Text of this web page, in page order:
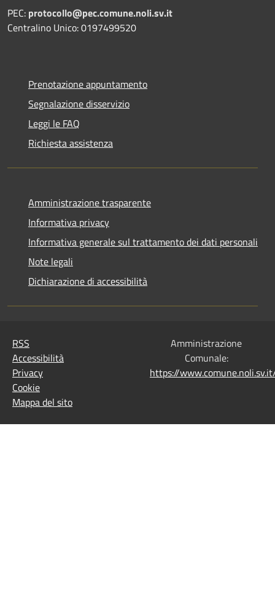
PEC: protocollo@pec.comune.noli.sv.it
Centralino Unico: 0197499520
Prenotazione appuntamento
Segnalazione disservizio
Leggi le FAQ
Richiesta assistenza
Amministrazione trasparente
Informativa privacy
Informativa generale sul trattamento dei dati personali
Note legali
Dichiarazione di accessibilità
RSS
Accessibilità
Privacy
Cookie
Mappa del sito
Amministrazione
Comunale:
https://